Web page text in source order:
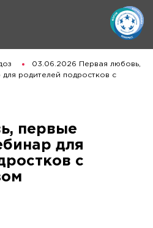
03.06.2026 Первая любовь,
родителей подростков с
первые
для
с